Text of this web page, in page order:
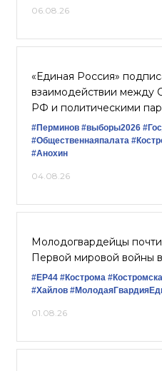
06.08.26
«Единая Россия»
взаимодействии между
РФ и политическими
#Перминов #выборы2026
#Общественнаяпалата
#Анохин
04.08.26
Молодогвардейцы
Первой мировой войны
#ЕР44 #Кострома
#Хайлов
01.08.26